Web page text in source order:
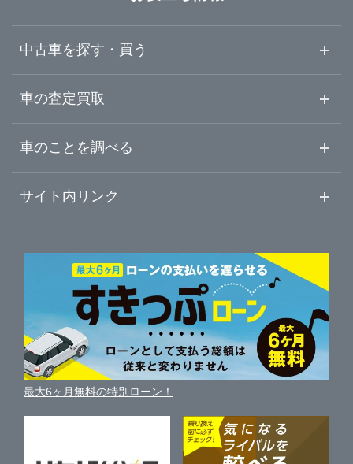
中古車を探す・買う
中古車情報・中古車検索
初めての中古車購入ガイド
中古車人気ランキング
自動車ローンを調べる
ガリバーの自動車ローン
車買い替えの基礎知識
近くのお店で車を探す
車の査定買取
車査定・車買取ならガリバー
ガリバーの査定が選ばれる理由
車を売る時よくある質問
便利な査定サービス
中古車買取相場（毎月更新）
車の個人売買ガイド
車のことを調べる
車初心者まとめ
新車・中古車カタログ
車の燃費を調べる
車種別クチコミ
車比較サイト
サイト内リンク
サイトマップ
サイトの使用条件
利用規約
保険代理店業務に関する基本方針
最大6ヶ月無料の特別ローン！